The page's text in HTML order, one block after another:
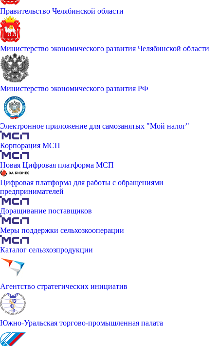
Правительство Челябинской области
Министерство экономического развития Челябинской области
Министерство экономического развития РФ
Электронное приложение для самозанятых "Мой налог"
Корпорация МСП
Новая Цифровая платформа МСП
Цифровая платформа для работы с обращениями
предпринимателей
Доращивание поставщиков
Меры поддержки сельхозкооперации
Каталог сельзхозпродукции
Агентство стратегических инициатив
Южно-Уральская торгово-промышленная палата